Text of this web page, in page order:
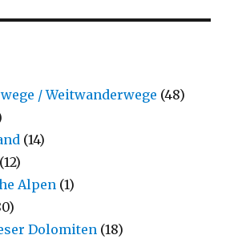
/ Weitwanderwege (48)
(14)
(12)
Alpen (1)
Dolomiten (18)